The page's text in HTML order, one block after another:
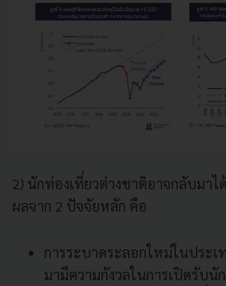
2) นักท่องเที่ยวต่างชาติอาจกลับมา
ผลจาก 2 ปัจจัยหลัก คือ
การระบาดระลอกใหม่ในประ
มามีความกังวลในการเปิดรับนั